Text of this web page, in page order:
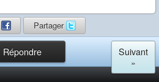
Partager
Répondre
Suivant
»